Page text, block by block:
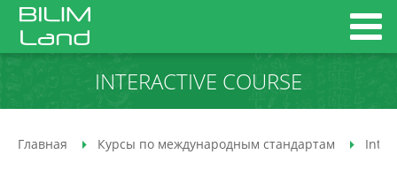
INTERACTIVE COURSE
Главная Курсы по международным стандартам